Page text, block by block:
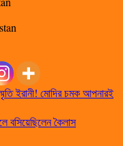
ইরানী! মোদির চমক আপনারই
বসিয়েছিলেন কৈলাস